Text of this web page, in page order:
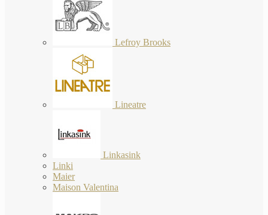
Lefroy Brooks
Lineatre
Linkasink
Linki
Maier
Maison Valentina